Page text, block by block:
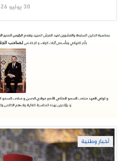
30 يوليو 2026
أخبار وطنية